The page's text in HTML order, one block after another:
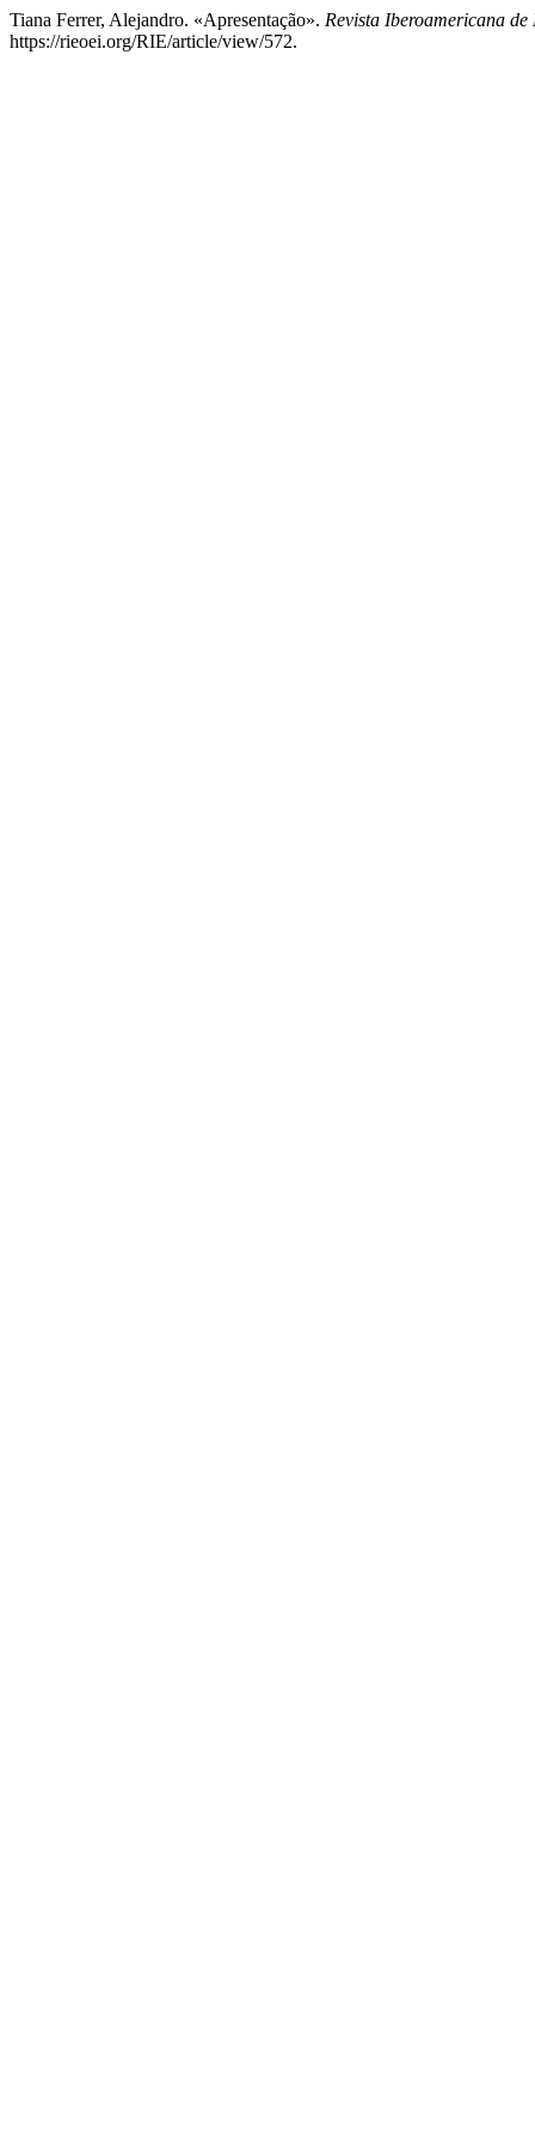
Tiana Ferrer, Alejandro. «Apresentação». Revista Iberoamericana de
https://rieoei.org/RIE/article/view/572.